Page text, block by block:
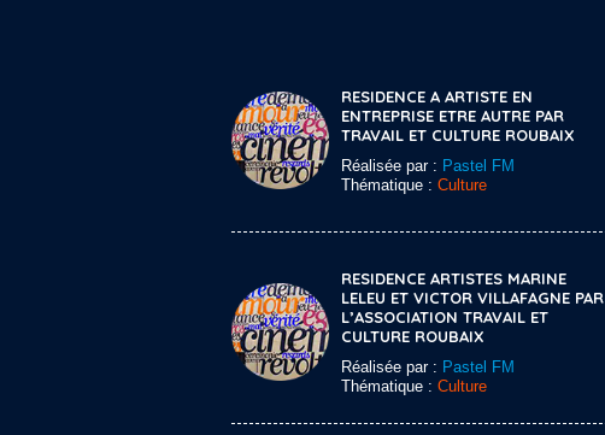
RESIDENCE A ARTISTE EN
ENTREPRISE ETRE AUTRE PAR
TRAVAIL ET CULTURE ROUBAIX
Réalisée par : Pastel FM
Thématique : Culture
RESIDENCE ARTISTES MARINE
LELEU ET VICTOR VILLAFAGNE PAR
L’ASSOCIATION TRAVAIL ET
CULTURE ROUBAIX
Réalisée par : Pastel FM
Thématique : Culture